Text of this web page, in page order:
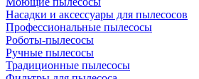
Насадки и аксессуары для пылесосов
Профессиональные пылесосы
Роботы-пылесосы
Ручные пылесосы
Традиционные пылесосы